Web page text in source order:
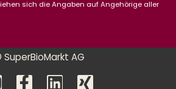
sich die Angaben auf Angehörige aller
AG